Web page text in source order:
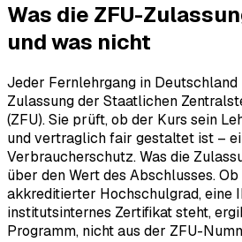
Was die ZFU-
und was nicht
Jeder Fernlehrgang in
Zulassung der Staatlichen
(ZFU). Sie prüft, ob der Kurs sein
und vertraglich fair gestaltet ist –
Verbraucherschutz. Was die
über den Wert des Abschlusses.
akkreditierter Hochschulgrad, eine
institutsinternes Zertifikat steht,
Programm, nicht aus der ZFU-